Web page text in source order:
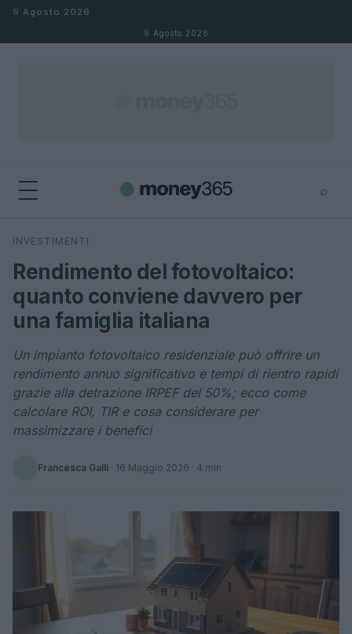
Salta al contenuto
9 Agosto 2026
9 Agosto 2026
⌕
Cerca
INVESTIMENTI
Rendimento del fotovoltaico:
quanto conviene davvero per
una famiglia italiana
Un impianto fotovoltaico residenziale può offrire un
rendimento annuo significativo e tempi di rientro rapidi
grazie alla detrazione IRPEF del 50%; ecco come
calcolare ROI, TIR e cosa considerare per
massimizzare i benefici
Francesca Galli · 16 Maggio 2026 · 4 min